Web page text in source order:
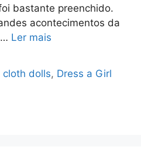
bastante preenchido.
acontecimentos da
Ler mais
cloth dolls, Dress a Girl